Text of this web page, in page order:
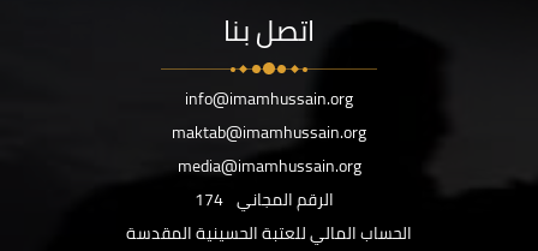
اتصل بنا
info@imamhussain.org
maktab@imamhussain.org
media@imamhussain.org
الرقم المجاني 174
الحساب المالي للعتبة الحسينية المقدسة